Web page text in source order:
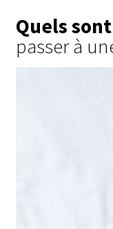
Quels
passer à